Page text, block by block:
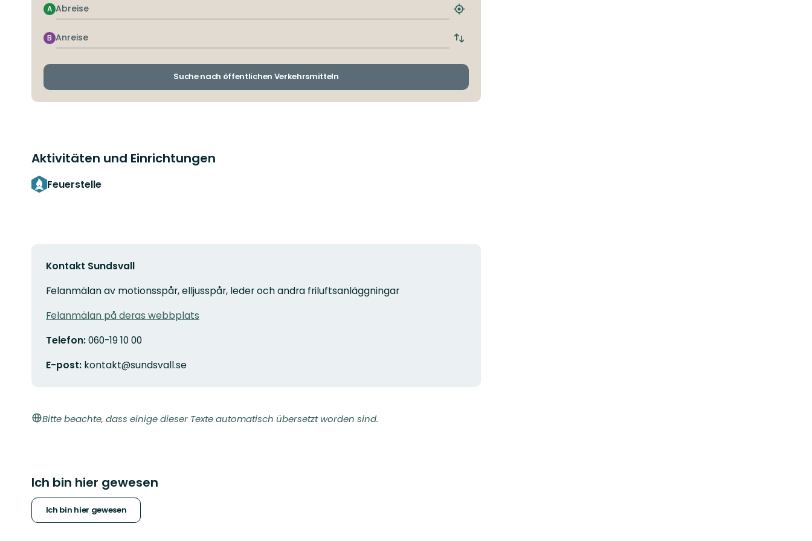
Abreise
A
Nächstgelegene
finden
Anreise
B
Abfahrts-
Ankunftshaltestellen
Suche nach öffentlichen Verkehrsmitteln
Aktivitäten und Einrichtungen
Feuerstelle
Kontakt Sundsvall
Felanmälan av motionsspår, elljusspår, leder och andra friluftsanläggningar
Felanmälan på deras webbplats
Telefon:060-19 10 00
E-post: kontakt@sundsvall.se
Bitte beachte, dass einige dieser Texte automatisch übersetzt worden sind.
Ich bin hier gewesen
Ich bin hier gewesen